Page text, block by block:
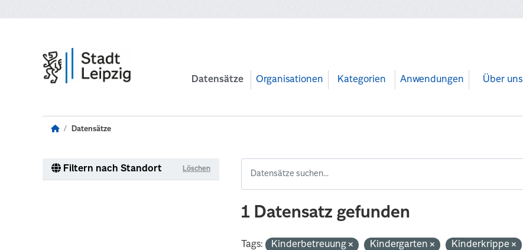
Datensätze Organisationen Kategorien Anwendungen Über uns
Datensätze
Filtern nach Standort Löschen
1 Datensatz gefunden
Tags: Kinderbetreuung Kindergarten
Kinderkrippe